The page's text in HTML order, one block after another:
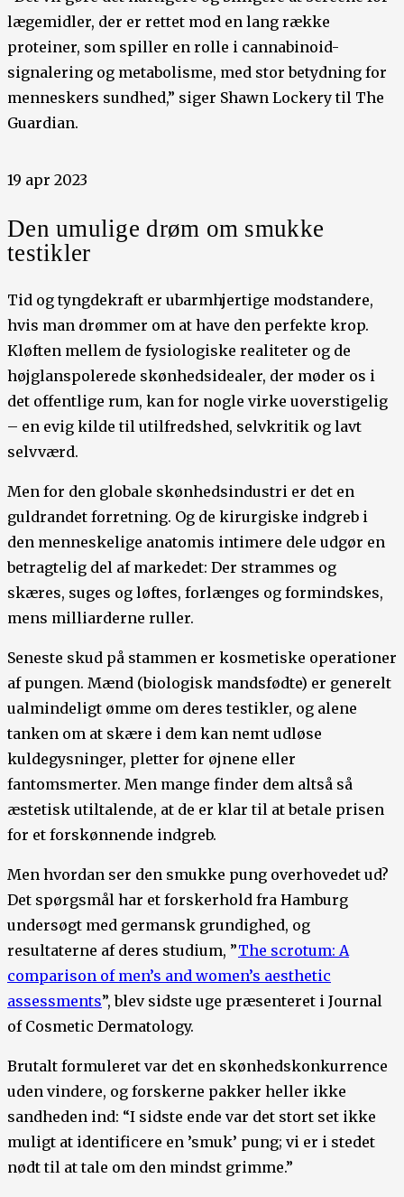
lægemidler, der er rettet mod en lang række
proteiner, som spiller en rolle i cannabinoid-
signalering og metabolisme, med stor betydning for
menneskers sundhed,” siger Shawn Lockery til The
Guardian.
19 apr 2023
Den umulige drøm om smukke
testikler
Tid og tyngdekraft er ubarmhjertige modstandere,
hvis man drømmer om at have den perfekte krop.
Kløften mellem de fysiologiske realiteter og de
højglanspolerede skønhedsidealer, der møder os i
det offentlige rum, kan for nogle virke uoverstigelig
– en evig kilde til utilfredshed, selvkritik og lavt
selvværd.
Men for den globale skønhedsindustri er det en
guldrandet forretning. Og de kirurgiske indgreb i
den menneskelige anatomis intimere dele udgør en
betragtelig del af markedet: Der strammes og
skæres, suges og løftes, forlænges og formindskes,
mens milliarderne ruller.
Seneste skud på stammen er kosmetiske operationer
af pungen. Mænd (biologisk mandsfødte) er generelt
ualmindeligt ømme om deres testikler, og alene
tanken om at skære i dem kan nemt udløse
kuldegysninger, pletter for øjnene eller
fantomsmerter. Men mange finder dem altså så
æstetisk utiltalende, at de er klar til at betale prisen
for et forskønnende indgreb.
Men hvordan ser den smukke pung overhovedet ud?
Det spørgsmål har et forskerhold fra Hamburg
undersøgt med germansk grundighed, og
resultaterne af deres studium, ”The scrotum: A
comparison of men’s and women’s aesthetic
assessments”, blev sidste uge præsenteret i Journal
of Cosmetic Dermatology.
Brutalt formuleret var det en skønhedskonkurrence
uden vindere, og forskerne pakker heller ikke
sandheden ind: “I sidste ende var det stort set ikke
muligt at identificere en ’smuk’ pung; vi er i stedet
nødt til at tale om den mindst grimme.”